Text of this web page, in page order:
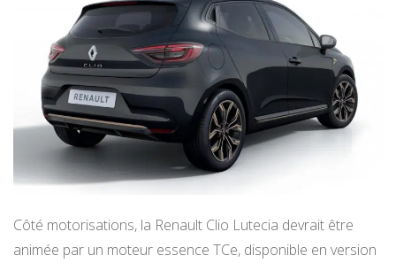
Côté motorisations, la Renault Clio Lutecia devrait être
animée par un moteur essence TCe, disponible en version